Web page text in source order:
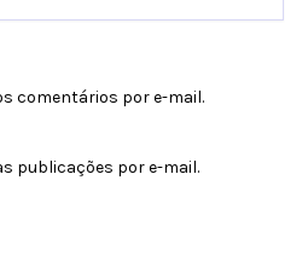
comentários por e-mail.
publicações por e-mail.